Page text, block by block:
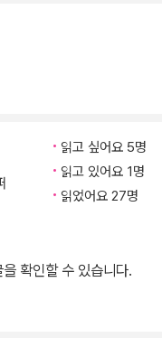
. 한 아이만이 분수에 관
이는 하루 종일 분수 곁
욱 풍성한 해석이 가능하
이야기를 이해해 가지요.
이 흔들립니다. 그리고
습을 드러낸 것은 고래
진폭을 더욱 크게 합니
아갑니다. 달이 떠 있는
, 밤하늘을 날아 고래는
읽고 싶어요 5명
읽고 있어요 1명
읽었어요 27명
확인할 수 있습니다.